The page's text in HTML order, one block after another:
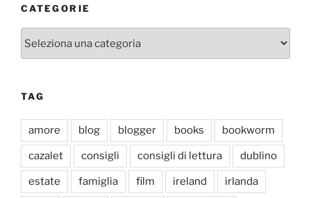
CATEGORIE
TAG
amore blog blogger books bookworm
cazalet consigli consigli di lettura dublino
estate famiglia film ireland irlanda